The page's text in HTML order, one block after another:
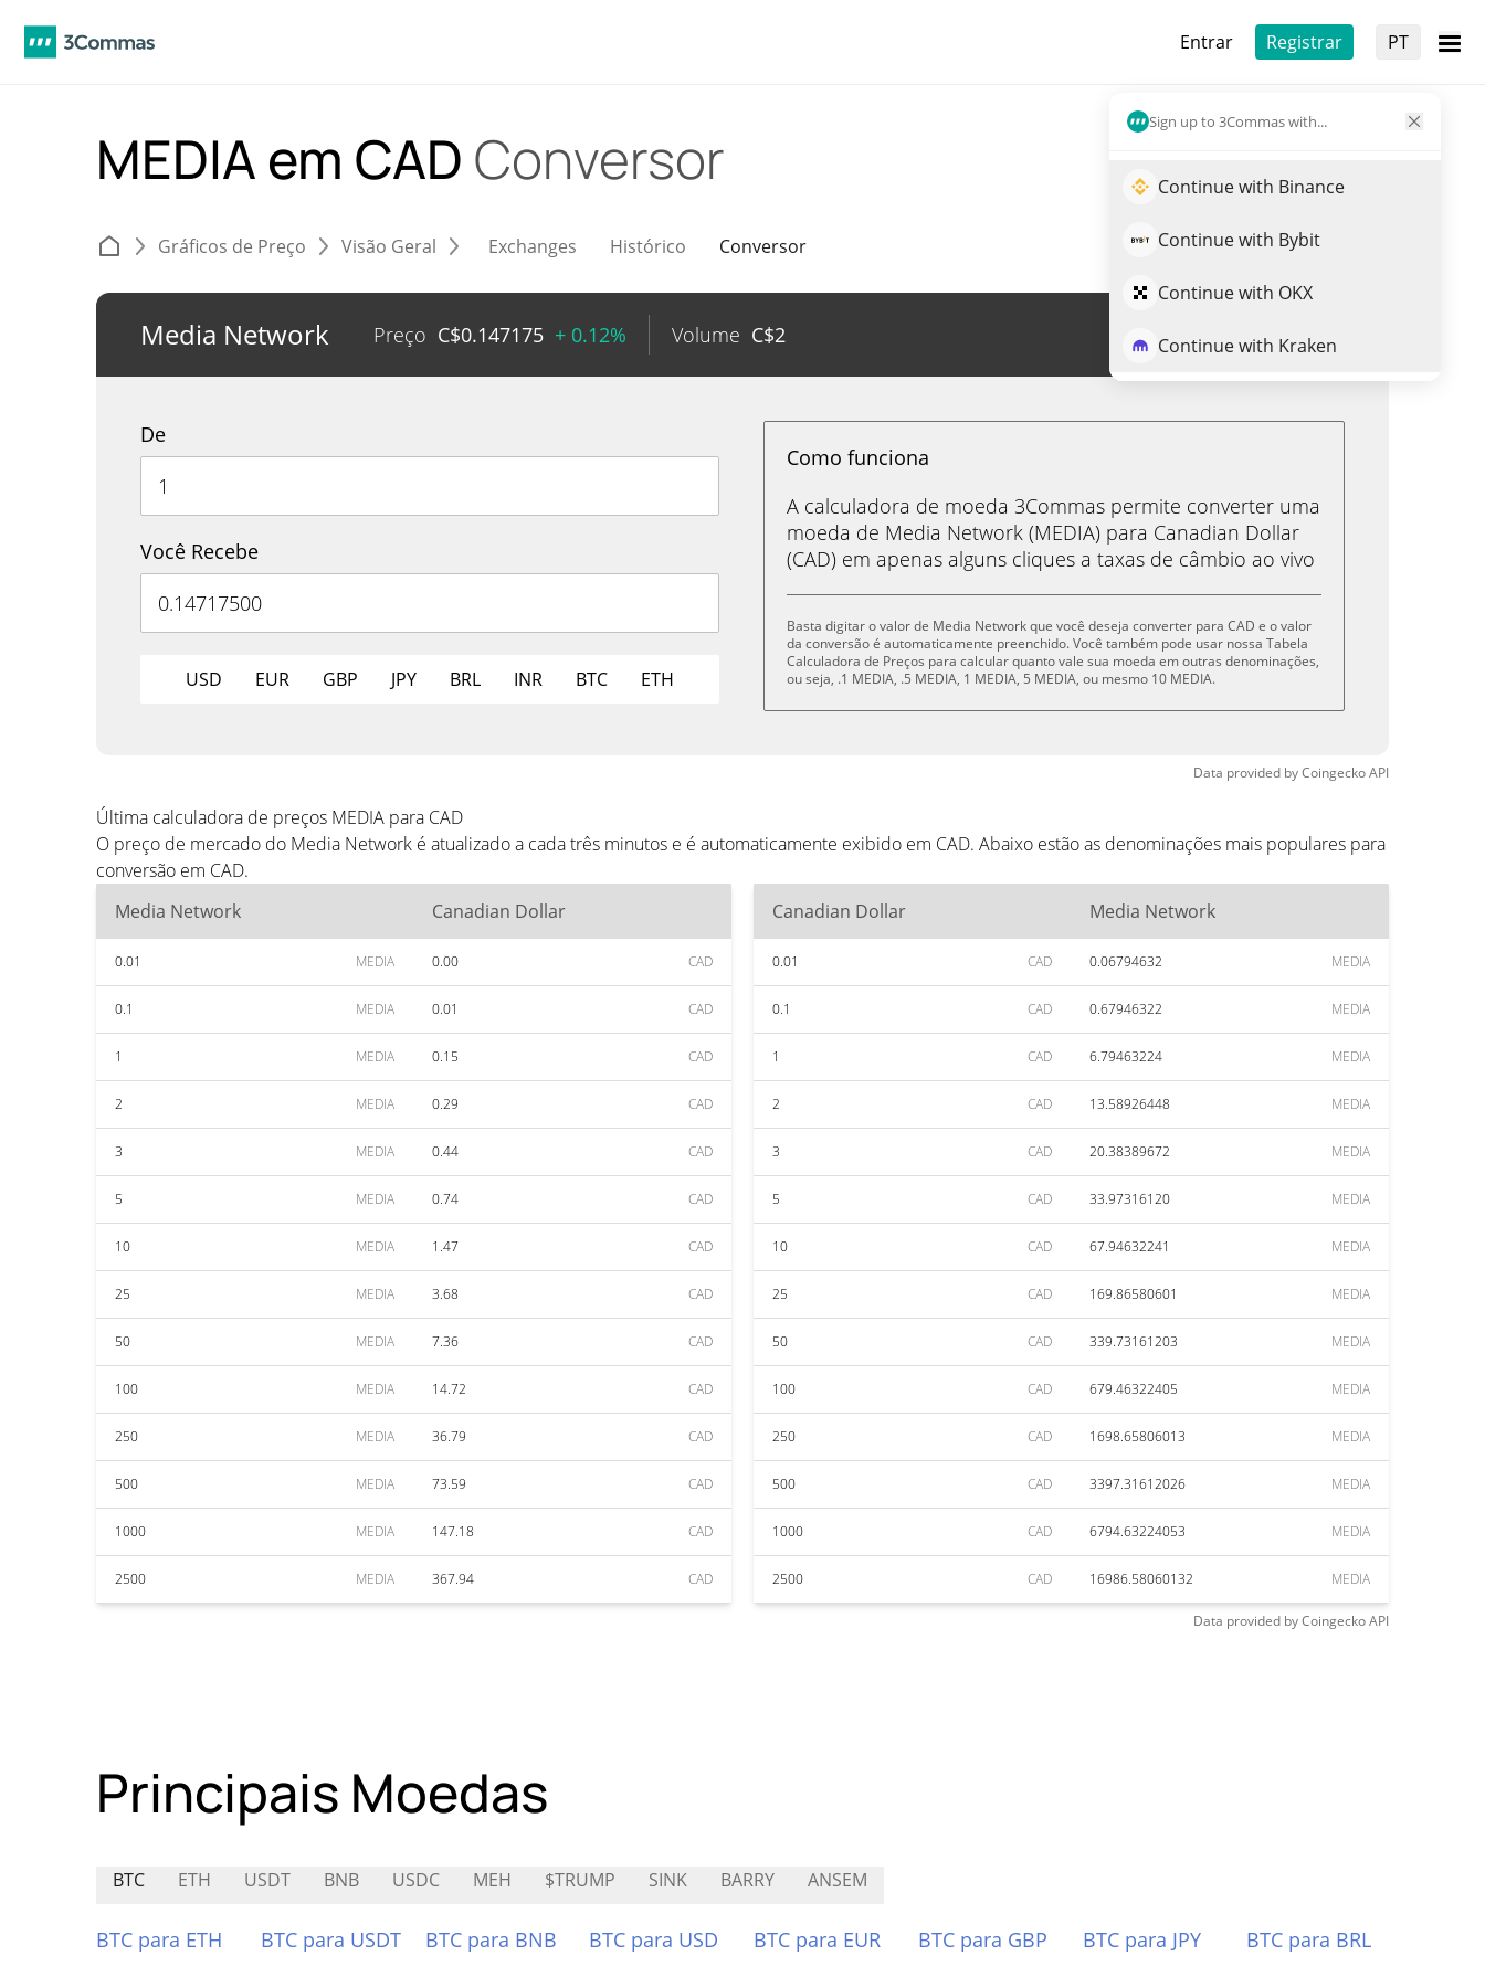
Entrar Registrar PT
Sign up to 3Commas with...
Continue with Binance
Continue with Bybit
Continue with OKX
Continue with Kraken
MEDIA em CAD Conversor
Gráficos de Preço Visão Geral Exchanges Histórico Conversor
Media Network Preço C$0.147175 + 0.12% Volume C$2 Trade de MEDIA
De
Você Recebe
USD EUR GBP JPY BRL INR BTC ETH
Como funciona
A calculadora de moeda 3Commas permite converter uma
moeda de Media Network (MEDIA) para Canadian Dollar
(CAD) em apenas alguns cliques a taxas de câmbio ao vivo
Basta digitar o valor de Media Network que você deseja converter para CAD e o valor
da conversão é automaticamente preenchido. Você também pode usar nossa Tabela
Calculadora de Preços para calcular quanto vale sua moeda em outras denominações,
ou seja, .1 MEDIA, .5 MEDIA, 1 MEDIA, 5 MEDIA, ou mesmo 10 MEDIA.
Data provided byCoingeckoAPI
Última calculadora de preços MEDIA para CAD
O preço de mercado do Media Network é atualizado a cada três minutos e é automaticamente exibido em CAD. Abaixo estão as denominações mais populares para
conversão em CAD.
Media Network
Canadian Dollar
0.01 MEDIA 0.00 CAD
0.1 MEDIA 0.01 CAD
1 MEDIA 0.15 CAD
2 MEDIA 0.29 CAD
3 MEDIA 0.44 CAD
5 MEDIA 0.74 CAD
10 MEDIA 1.47 CAD
25 MEDIA 3.68 CAD
50 MEDIA 7.36 CAD
100 MEDIA 14.72 CAD
250 MEDIA 36.79 CAD
500 MEDIA 73.59 CAD
1000 MEDIA 147.18 CAD
2500 MEDIA 367.94 CAD
Canadian Dollar Media Network
0.01 CAD 0.06794632 MEDIA
0.1 CAD 0.67946322 MEDIA
1 CAD 6.79463224 MEDIA
2 CAD 13.58926448 MEDIA
3 CAD 20.38389672 MEDIA
5 CAD 33.97316120 MEDIA
10 CAD 67.94632241 MEDIA
25 CAD 169.86580601 MEDIA
50 CAD 339.73161203 MEDIA
100 CAD 679.46322405 MEDIA
250 CAD 1698.65806013 MEDIA
500 CAD 3397.31612026 MEDIA
1000 CAD 6794.63224053 MEDIA
2500 CAD 16986.58060132 MEDIA
Data provided byCoingeckoAPI
Principais Moedas
BTC ETH USDT BNB USDC MEH $TRUMP SINK BARRY ANSEM
BTC para ETH BTC para USDT BTC para BNB BTC para USD BTC para EUR BTC para GBP BTC para JPY
BTC para BRL